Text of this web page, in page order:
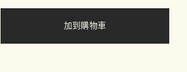
加到購物車